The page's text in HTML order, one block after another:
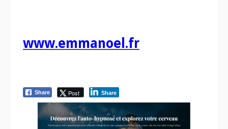
www.emmanoel.fr
Share Post Share